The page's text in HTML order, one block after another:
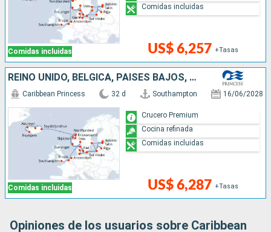
Comidas incluidas US$ 6,257 +Tasas
Comidas incluidas
REINO UNIDO, BÉLGICA, PAISES BAJOS, DINAMARCA, ALEMANIA, LETONIA, FINLANDIA, ESTONIA, SUECIA, LITUANIA, NORUEGA, ISLANDIA
Comidas incluidas
Caribbean Princess 32 d Southampton 16/06/2028
US$ 6,287 +Tasas
Crucero Premium
Cocina refinada
Comidas incluidas
Opiniones de los usuarios sobre Caribbean